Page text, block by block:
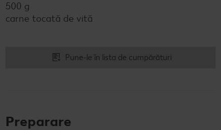
500 g
carne tocată de vită
Pune-le în lista de cumpărături
Preparare